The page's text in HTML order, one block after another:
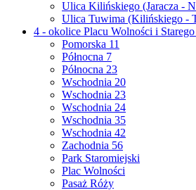
Ulica Kilińskiego (Jaracza -
Ulica Tuwima (Kilińskiego -
4 - okolice Placu Wolności i
Pomorska 11
Północna 7
Północna 23
Wschodnia 20
Wschodnia 23
Wschodnia 24
Wschodnia 35
Wschodnia 42
Zachodnia 56
Park Staromiejski
Plac Wolności
Pasaż Róży